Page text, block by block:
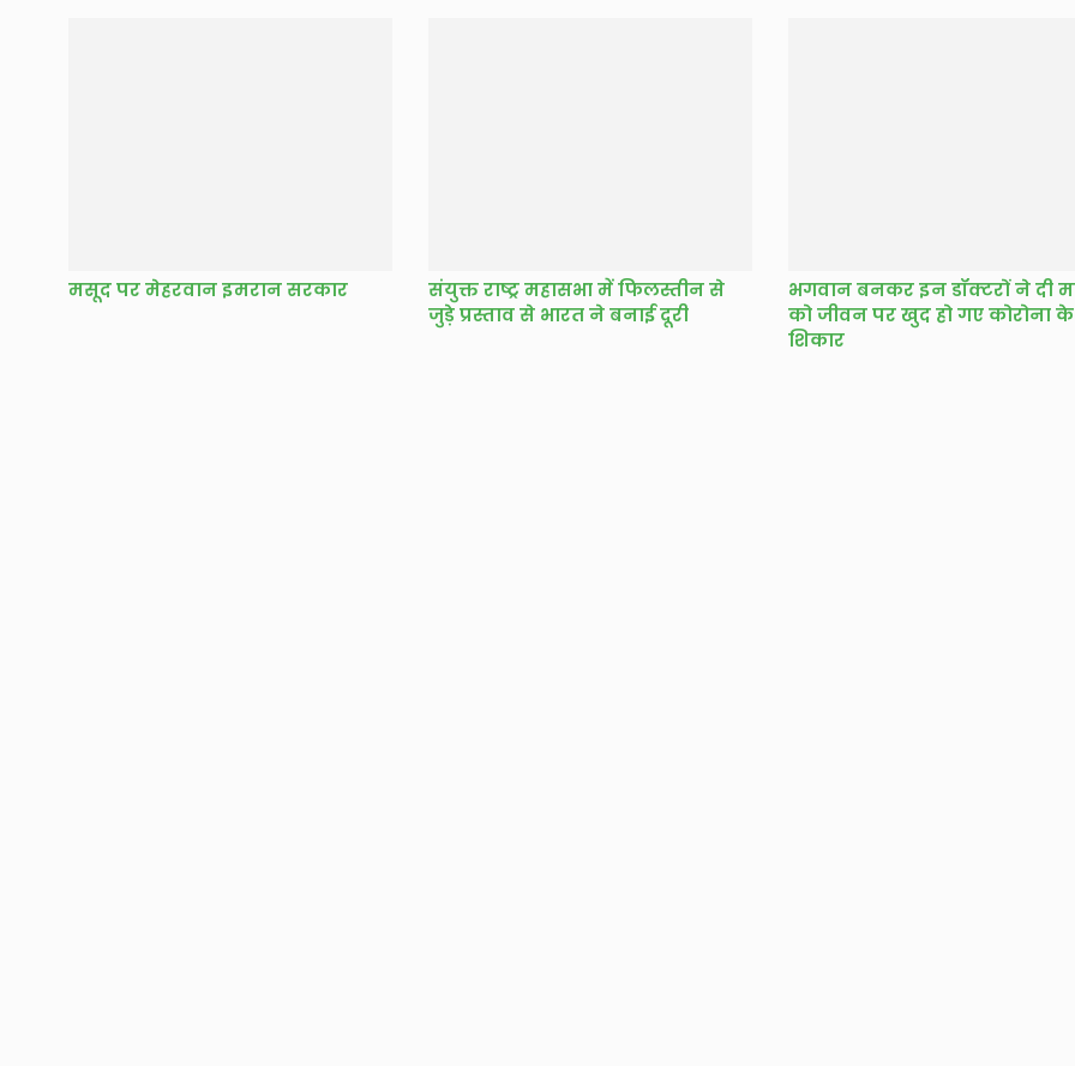
मसूद पर मेहरवान इमरान सरकार
संयुक्त राष्ट्र महासभा में फिलस्तीन से
जुड़े प्रस्ताव से भारत ने बनाई दूरी
भगवान बनकर इन डॉक्टरों ने दी
को जीवन पर खुद हो गए कोरोना के
शिकार